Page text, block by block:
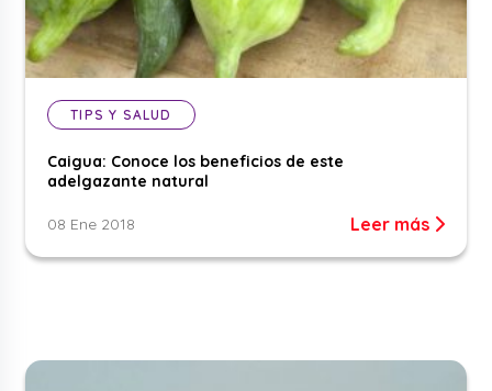
TIPS Y SALUD
Caigua: Conoce los beneficios de este
adelgazante natural
08 Ene 2018 Leer más